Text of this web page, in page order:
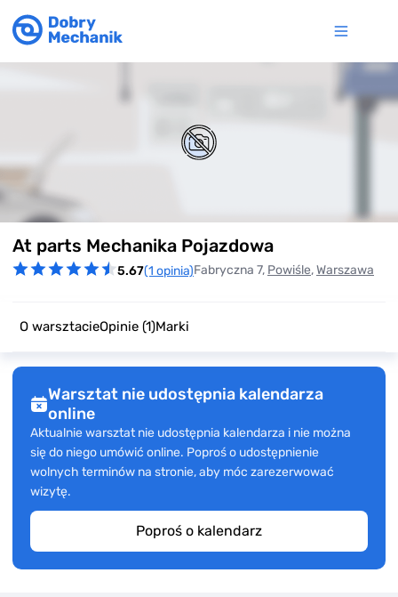
At parts Mechanika Pojazdowa
5.67(1 opinia)Fabryczna 7, Powiśle,Warszawa
O warsztacieOpinie (1)Marki
Warsztat nie udostępnia kalendarza
online
Aktualnie warsztat nie udostępnia kalendarza i nie można
się do niego umówić online. Poproś o udostępnienie
wolnych terminów na stronie, aby móc zarezerwować
wizytę.
Poproś o kalendarz